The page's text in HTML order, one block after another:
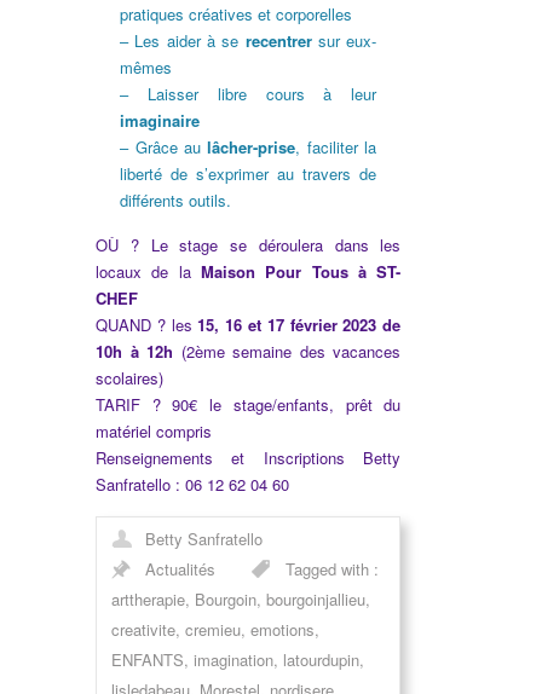
pratiques créatives et corporelles
– Les aider à se recentrer sur eux-
mêmes
– Laisser libre cours à leur
imaginaire
– Grâce aulâcher-prise, faciliter la
liberté de s’exprimer au travers de
différents outils.
OÙ ? Le stage se déroulera dans les
locaux de la Maison Pour Tous à ST-
CHEF
QUAND ? les15, 16 et 17 février 2023 de
10h à 12h (2ème semaine des vacances
scolaires)
TARIF ? 90€ le stage/enfants, prêt du
matériel compris
Renseignements et Inscriptions Betty
Sanfratello : 06 12 62 04 60
Betty Sanfratello
Actualités
Tagged with :
arttherapie, Bourgoin, bourgoinjallieu,
creativite, cremieu, emotions,
ENFANTS, imagination, latourdupin,